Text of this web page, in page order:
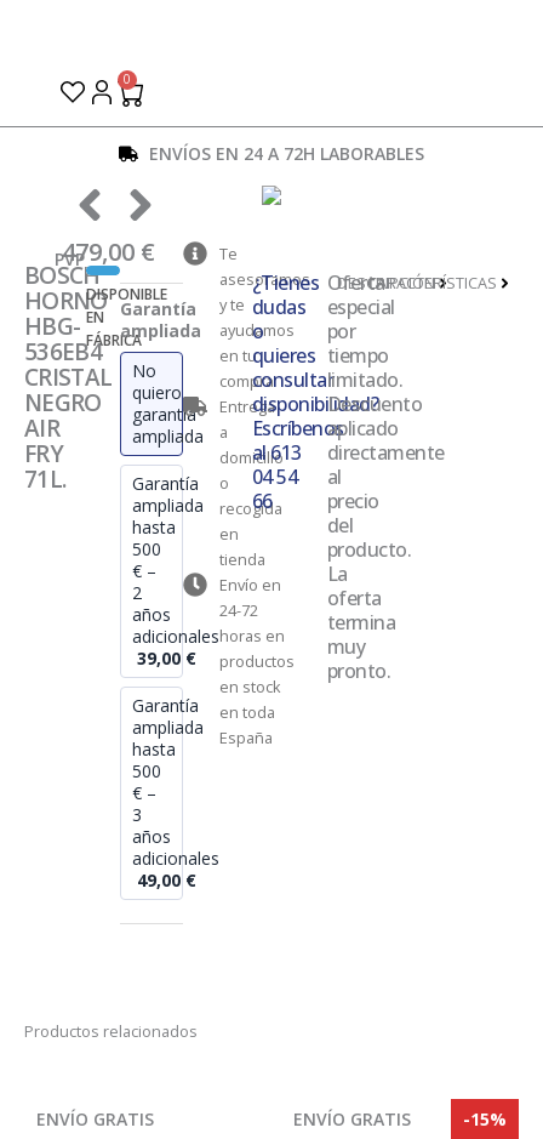
0
Carrito
ENVÍOS EN 24 A 72H LABORABLES
Productos relacionados
ENVÍO GRATIS ENVÍO GRATIS -15%
BOSCH
HORNO
HBG-
536EB4
CRISTAL
NEGRO
AIR
FRY
71L.
PVP
479,00 €
DISPONIBLE
EN
FÁBRICA
Garantía
ampliada
No
quiero
garantía
ampliada
Garantía
ampliada
hasta
500
€ –
2
años
adicionales
39,00 €
Garantía
ampliada
hasta
500
€ –
3
años
adicionales
49,00 €
Te
asesoramos
y te
ayudamos
en tu
compra
Entrega
a
domicilio
o
recogida
en
tienda
Envío en
24-72
horas en
productos
en stock
en toda
España
¿Tienes
dudas
o
quieres
consultar
disponibilidad?
Escríbenos
al 613
04 54
66
Oferta
especial
por
tiempo
limitado.
Descuento
aplicado
directamente
al
precio
del
producto.
La
oferta
termina
muy
pronto.
DESCRIPCIÓN
CARACTERÍSTICAS